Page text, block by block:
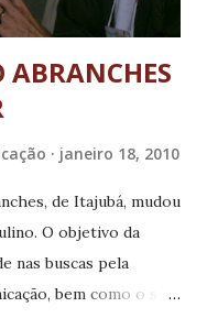
ABRANCHES
janeiro 18, 2010
de Itajubá, mudou
O objetivo da
nas buscas pela
bem como o seu